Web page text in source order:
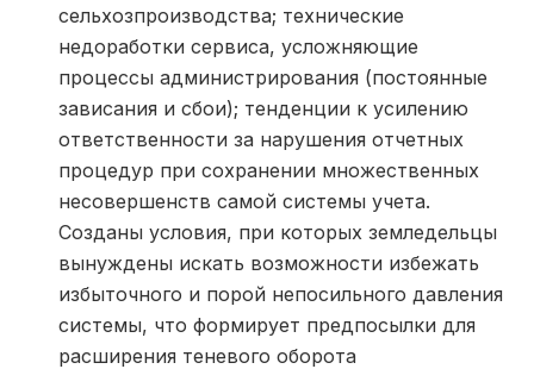
сельхозпроизводства; технические
недоработки сервиса, усложняющие
процессы администрирования (постоянные
зависания и сбои); тенденции к усилению
ответственности за нарушения отчетных
процедур при сохранении множественных
несовершенств самой системы учета.
Созданы условия, при которых земледельцы
вынуждены искать возможности избежать
избыточного и порой непосильного давления
системы, что формирует предпосылки для
расширения теневого оборота